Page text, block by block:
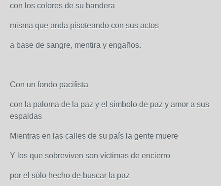
con los colores de su bandera
misma que anda pisoteando con sus actos
a base de sangre, mentira y engaños.
Con un fondo pacifista
con la paloma de la paz y el símbolo de paz y amor a sus
espaldas
Mientras en las calles de su país la gente muere
Y los que sobreviven son víctimas de encierro
por el sólo hecho de buscar la paz